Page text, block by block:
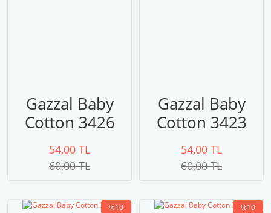
Gazzal Baby
Cotton 3426
54,00 TL
60,00 TL
Gazzal Baby
Cotton 3423
54,00 TL
60,00 TL
%10 %10